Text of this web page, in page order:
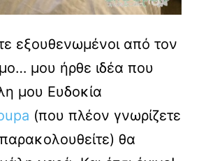
εξουθενωμένοι από τον
μου ήρθε ιδέα που
μου Ευδοκία
(που πλέον γνωρίζετε
θα